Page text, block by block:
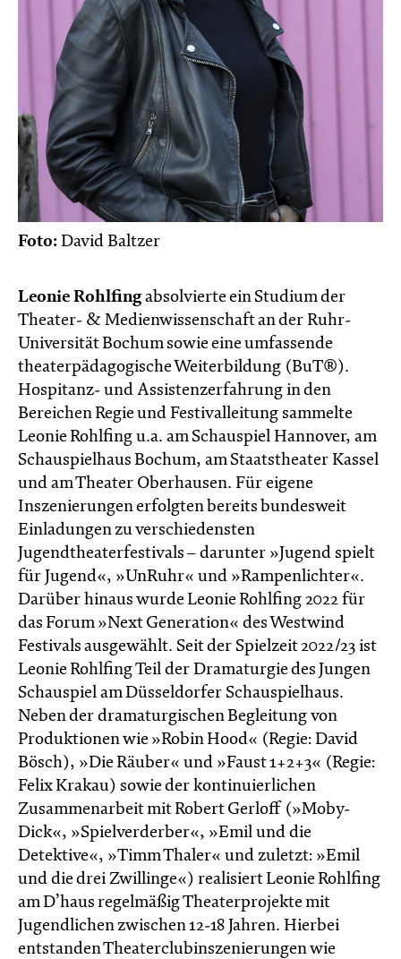
Foto: David Baltzer
Leonie Rohlfingabsolvierte ein Studium der
Theater- & Medienwissenschaft an der Ruhr-
Universität Bochum sowie eine umfassende
theaterpädagogische Weiterbildung (BuT®).
Hospitanz- und Assistenzerfahrung in den
Bereichen Regie und Festivalleitung sammelte
Leonie Rohlfing u.a. am Schauspiel Hannover, am
Schauspielhaus Bochum, am Staatstheater Kassel
und am Theater Oberhausen. Für eigene
Inszenierungen erfolgten bereits bundesweit
Einladungen zu verschiedensten
Jugendtheaterfestivals – darunter »Jugend spielt
für Jugend«, »UnRuhr« und »Rampenlichter«.
Darüber hinaus wurde Leonie Rohlfing 2022 für
das Forum »Next Generation« des Westwind
Festivals ausgewählt. Seit der Spielzeit 2022/23 ist
Leonie Rohlfing Teil der Dramaturgie des Jungen
Schauspiel am Düsseldorfer Schauspielhaus.
Neben der dramaturgischen Begleitung von
Produktionen wie »Robin Hood« (Regie: David
Bösch), »Die Räuber« und »Faust 1+2+3« (Regie:
Felix Krakau) sowie der kontinuierlichen
Zusammenarbeit mit Robert Gerloff (»Moby-
Dick«, »Spielverderber«, »Emil und die
Detektive«, »Timm Thaler« und zuletzt: »Emil
und die drei Zwillinge«) realisiert Leonie Rohlfing
am D’haus regelmäßig Theaterprojekte mit
Jugendlichen zwischen 12-18 Jahren. Hierbei
entstanden Theaterclubinszenierungen wie